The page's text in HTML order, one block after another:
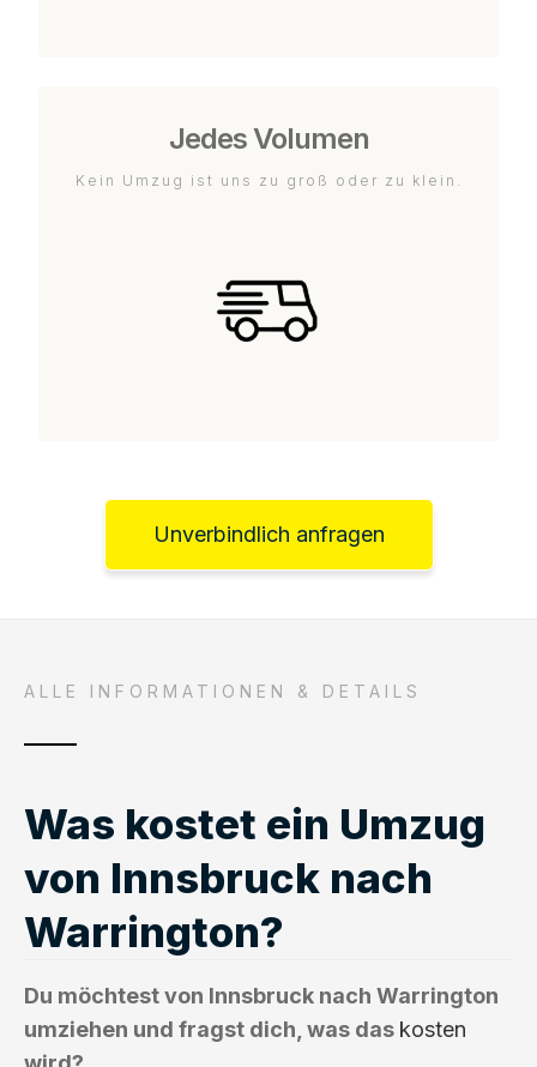
Jedes Volumen
Kein Umzug ist uns zu groß oder zu klein.
Unverbindlich anfragen
ALLE INFORMATIONEN & DETAILS
Was kostet ein Umzug
von Innsbruck nach
Warrington?
Du möchtest von Innsbruck nach Warrington
umziehen und fragst dich, was das kosten